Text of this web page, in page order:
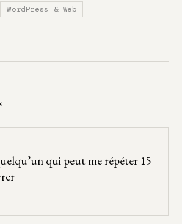
WordPress & Web
qui peut me répéter 15